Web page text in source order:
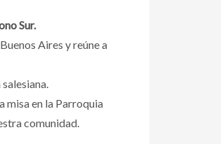
Sur.
Aires y reúne a
misa en la Parroquia
comunidad.